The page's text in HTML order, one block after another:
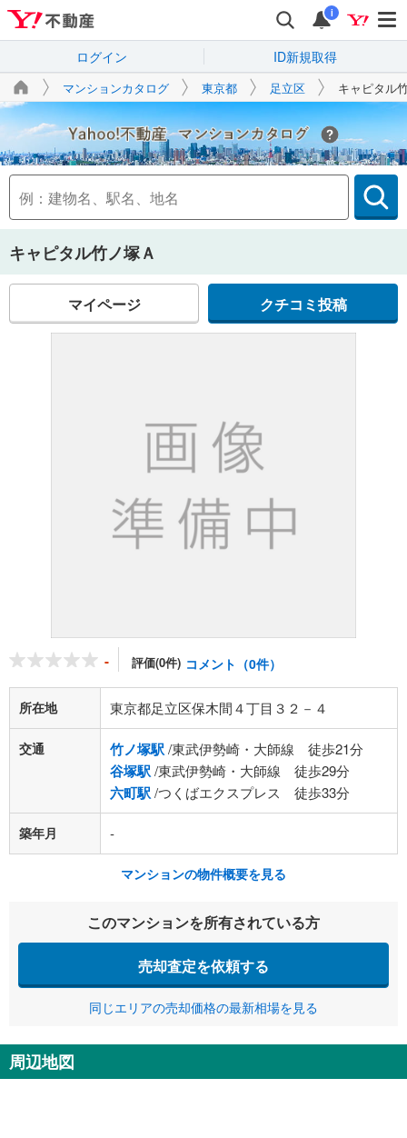
i
ログイン ID新規取得
マンションカタログ 東京都 足立区 キャピタル
Yahoo!不動産
キャピタル竹ノ塚Ａ
マイページ クチコミ投稿
- 評価(0件) コメント（0件）
所在地 東京都足立区保木間４丁目３２－４
交通 竹ノ塚駅/東武伊勢崎・大師線 徒歩21分
谷塚駅/東武伊勢崎・大師線 徒歩29分
六町駅/つくばエクスプレス 徒歩33分
築年月 -
マンションの物件概要を見る
このマンションを所有されている方
売却査定を依頼する
同じエリアの売却価格の最新相場を見る
周辺地図